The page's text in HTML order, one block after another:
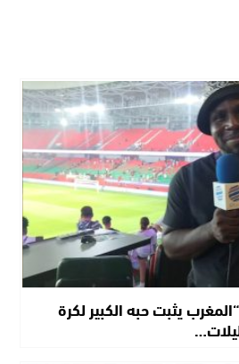
السيدات 2026: “المغرب يثبت حبه الكبير لكرة